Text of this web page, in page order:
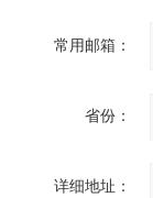
常用邮箱：
省份：
详细地址：